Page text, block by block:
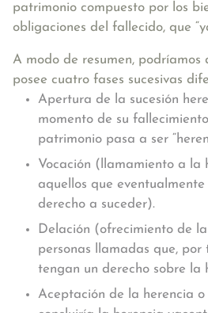
patrimonio compuesto por los
obligaciones del fallecido, que
A modo de resumen, podríamos
posee cuatro fases sucesivas
Apertura de la sucesión
momento de su
patrimonio pasa a ser
Vocación (llamamiento a la
aquellos que
derecho a suceder).
Delación (ofrecimiento de
personas llamadas que, por
tengan un derecho sobre la
Aceptación de la herencia